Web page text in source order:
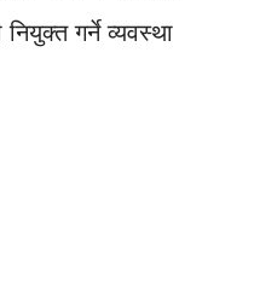
गर्ने व्यवस्था